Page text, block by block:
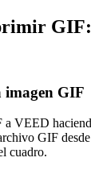
GIF:
imagen GIF
a VEED
GIF
cuadro.